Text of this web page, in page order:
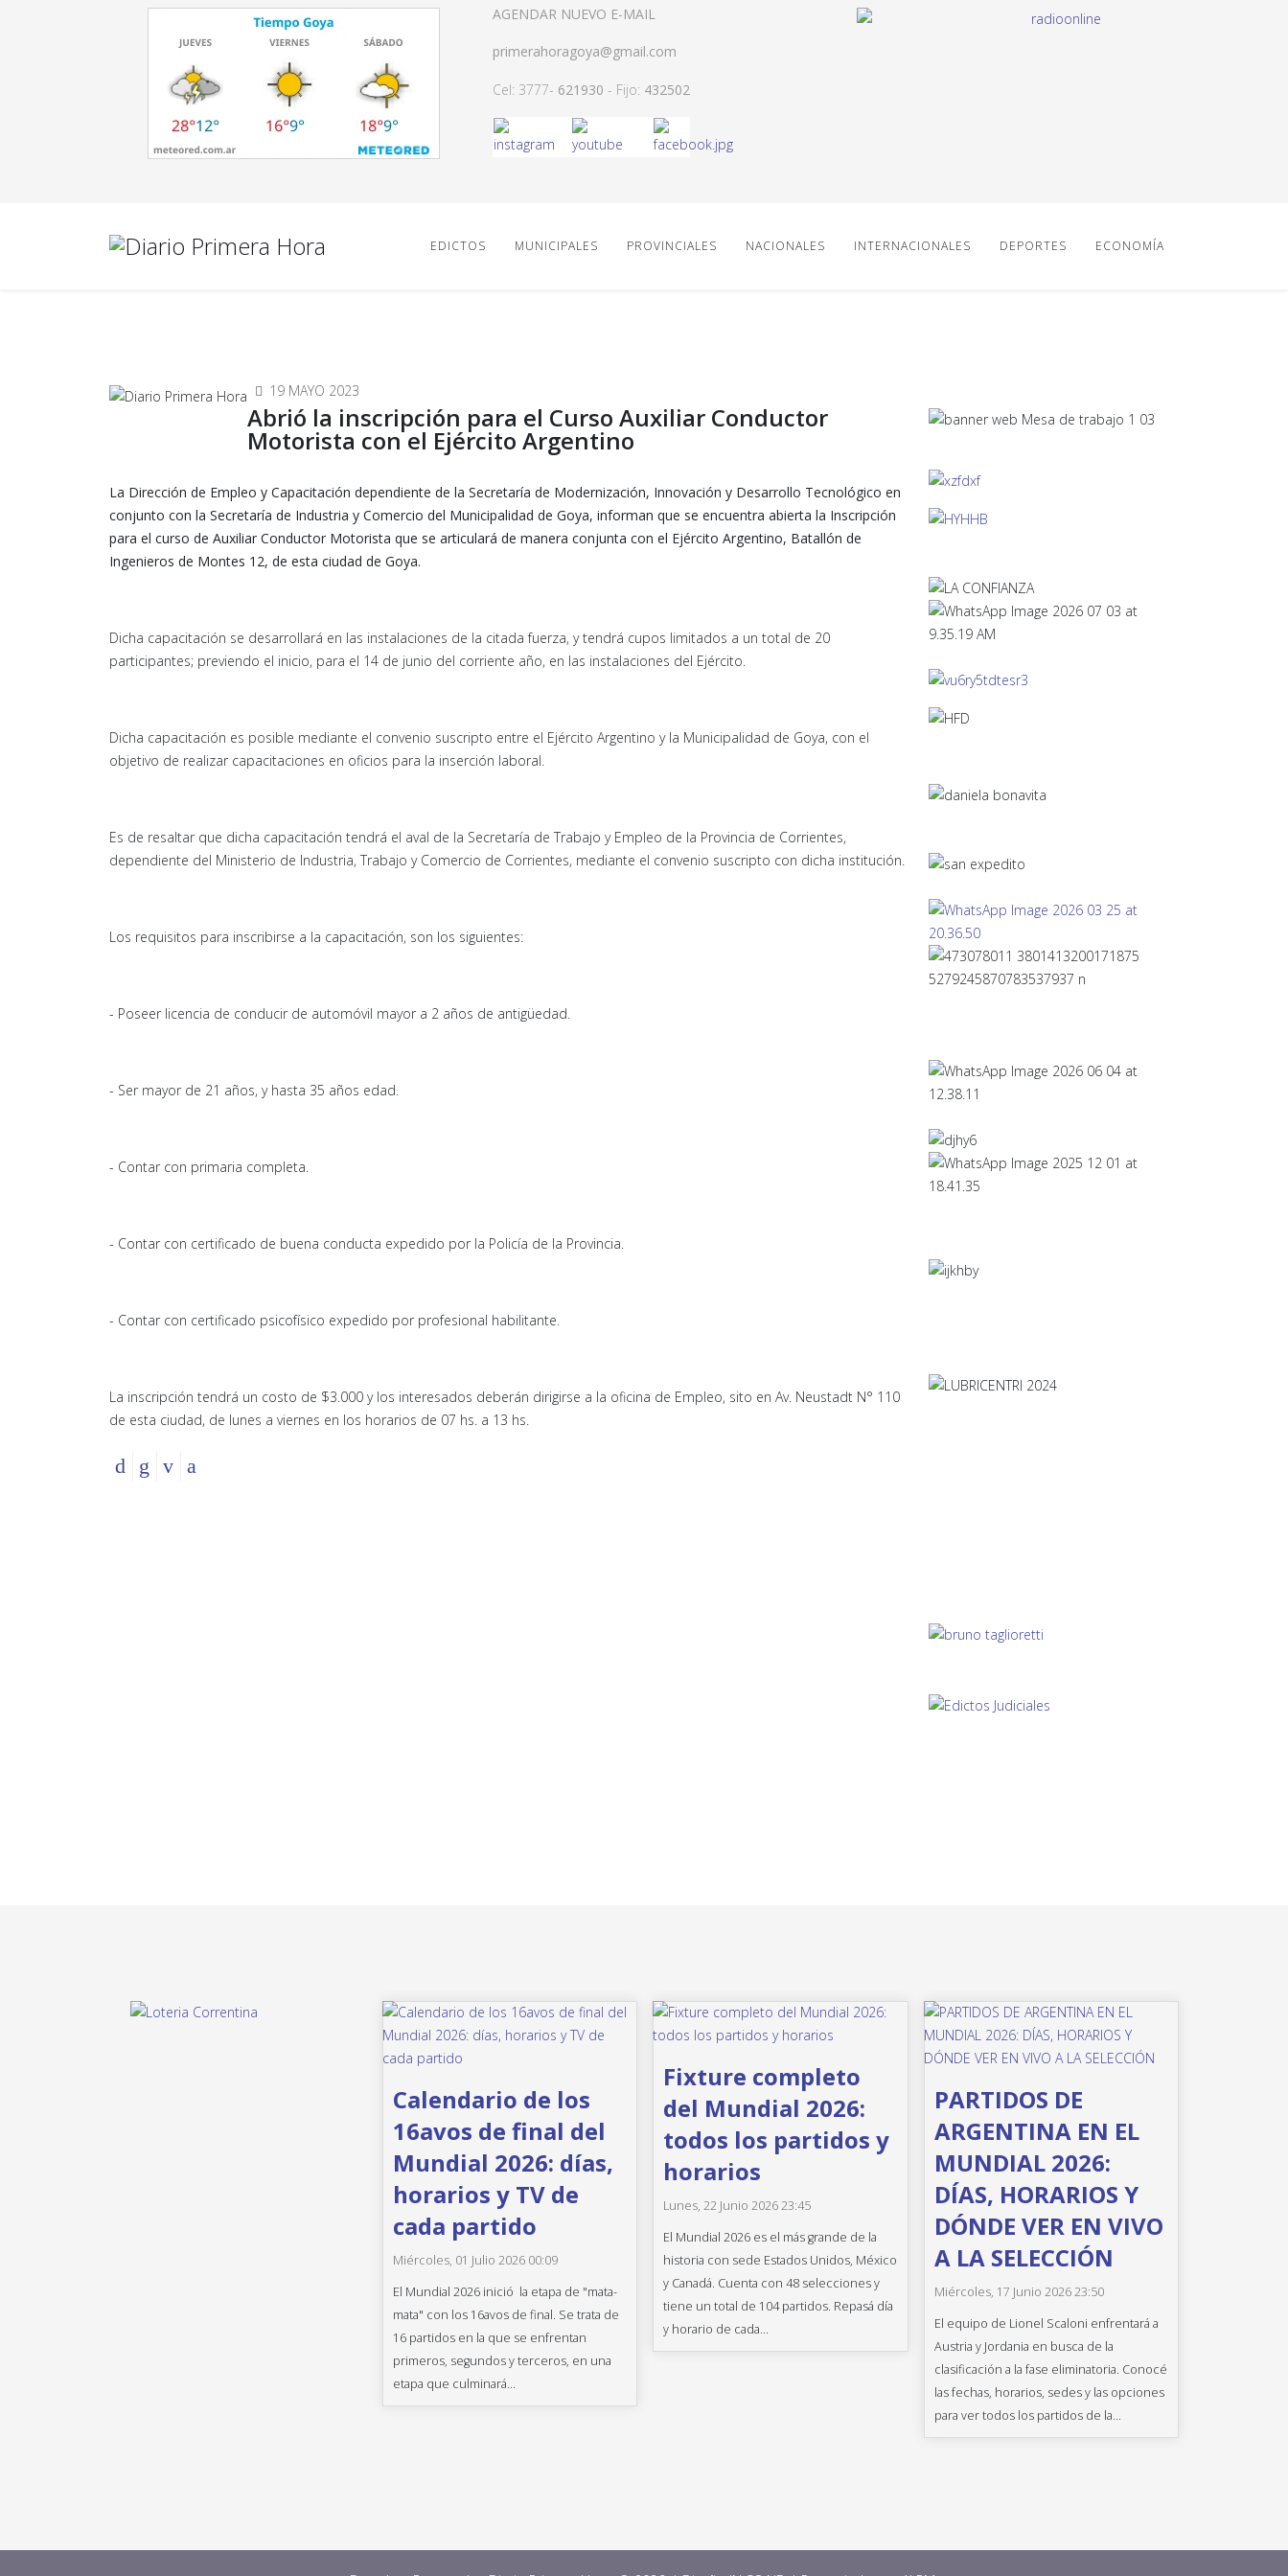
AGENDAR NUEVO E-MAIL
primerahoragoya@gmail.com
Cel: 3777- 621930 - Fijo: 432502
EDICTOS MUNICIPALES PROVINCIALES NACIONALES INTERNACIONALES DEPORTES ECONOMÍA
19 MAYO 2023
Abrió la inscripción para el Curso Auxiliar Conductor
Motorista con el Ejército Argentino
La Dirección de Empleo y Capacitación dependiente de la Secretaría de Modernización, Innovación y Desarrollo Tecnológico en
conjunto con la Secretaría de Industria y Comercio del Municipalidad de Goya, informan que se encuentra abierta la Inscripción
para el curso de Auxiliar Conductor Motorista que se articulará de manera conjunta con el Ejército Argentino, Batallón de
Ingenieros de Montes 12, de esta ciudad de Goya.
Dicha capacitación se desarrollará en las instalaciones de la citada fuerza, y tendrá cupos limitados a un total de 20
participantes; previendo el inicio, para el 14 de junio del corriente año, en las instalaciones del Ejército.
Dicha capacitación es posible mediante el convenio suscripto entre el Ejército Argentino y la Municipalidad de Goya, con el
objetivo de realizar capacitaciones en oficios para la inserción laboral.
Es de resaltar que dicha capacitación tendrá el aval de la Secretaría de Trabajo y Empleo de la Provincia de Corrientes,
dependiente del Ministerio de Industria, Trabajo y Comercio de Corrientes, mediante el convenio suscripto con dicha institución.
Los requisitos para inscribirse a la capacitación, son los siguientes:
- Poseer licencia de conducir de automóvil mayor a 2 años de antigüedad.
- Ser mayor de 21 años, y hasta 35 años edad.
- Contar con primaria completa.
- Contar con certificado de buena conducta expedido por la Policía de la Provincia.
- Contar con certificado psicofísico expedido por profesional habilitante.
La inscripción tendrá un costo de $3.000 y los interesados deberán dirigirse a la oficina de Empleo, sito en Av. Neustadt N° 110
de esta ciudad, de lunes a viernes en los horarios de 07 hs. a 13 hs.
Calendario de los
16avos de final del
Mundial 2026: días,
horarios y TV de
cada partido
Miércoles, 01 Julio 2026 00:09
El Mundial 2026 inició la etapa de "mata-
mata" con los 16avos de final. Se trata de
16 partidos en la que se enfrentan
primeros, segundos y terceros, en una
etapa que culminará...
Fixture completo
del Mundial 2026:
todos los partidos y
horarios
Lunes, 22 Junio 2026 23:45
El Mundial 2026 es el más grande de la
historia con sede Estados Unidos, México
y Canadá. Cuenta con 48 selecciones y
tiene un total de 104 partidos. Repasá día
y horario de cada...
PARTIDOS DE
ARGENTINA EN EL
MUNDIAL 2026:
DÍAS, HORARIOS Y
DÓNDE VER EN VIVO
A LA SELECCIÓN
Miércoles, 17 Junio 2026 23:50
El equipo de Lionel Scaloni enfrentará a
Austria y Jordania en busca de la
clasificación a la fase eliminatoria. Conocé
las fechas, horarios, sedes y las opciones
para ver todos los partidos de la...